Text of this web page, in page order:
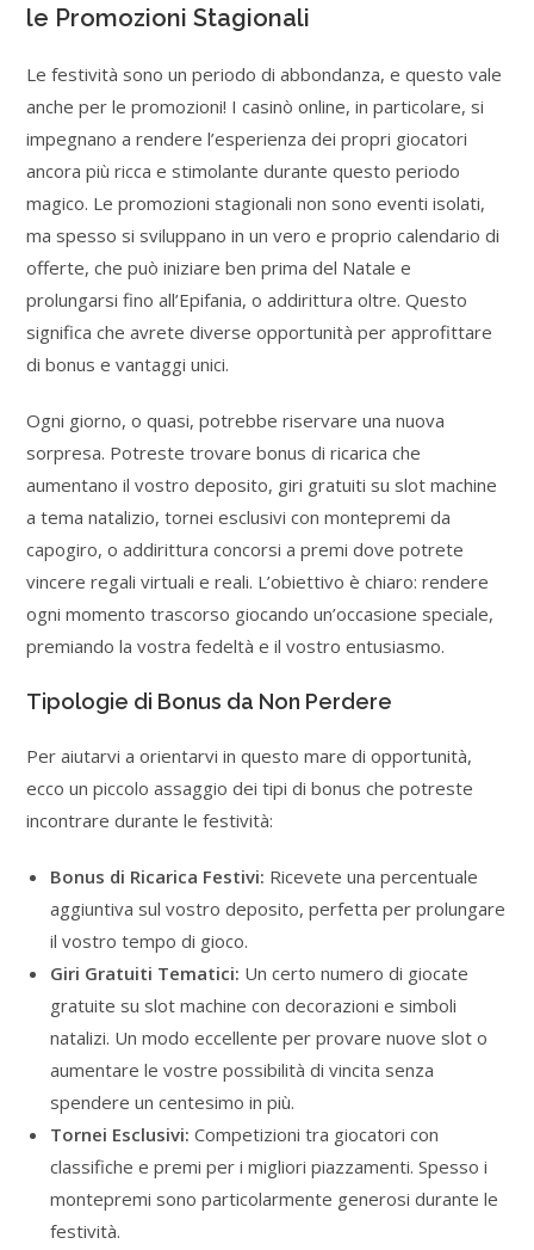
le Promozioni Stagionali
Le festività sono un periodo di abbondanza, e questo vale
anche per le promozioni! I casinò online, in particolare, si
impegnano a rendere l’esperienza dei propri giocatori
ancora più ricca e stimolante durante questo periodo
magico. Le promozioni stagionali non sono eventi isolati,
ma spesso si sviluppano in un vero e proprio calendario di
offerte, che può iniziare ben prima del Natale e
prolungarsi fino all’Epifania, o addirittura oltre. Questo
significa che avrete diverse opportunità per approfittare
di bonus e vantaggi unici.
Ogni giorno, o quasi, potrebbe riservare una nuova
sorpresa. Potreste trovare bonus di ricarica che
aumentano il vostro deposito, giri gratuiti su slot machine
a tema natalizio, tornei esclusivi con montepremi da
capogiro, o addirittura concorsi a premi dove potrete
vincere regali virtuali e reali. L’obiettivo è chiaro: rendere
ogni momento trascorso giocando un’occasione speciale,
premiando la vostra fedeltà e il vostro entusiasmo.
Tipologie di Bonus da Non Perdere
Per aiutarvi a orientarvi in questo mare di opportunità,
ecco un piccolo assaggio dei tipi di bonus che potreste
incontrare durante le festività:
Bonus di Ricarica Festivi: Ricevete una percentuale
aggiuntiva sul vostro deposito, perfetta per prolungare
il vostro tempo di gioco.
Giri Gratuiti Tematici: Un certo numero di giocate
gratuite su slot machine con decorazioni e simboli
natalizi. Un modo eccellente per provare nuove slot o
aumentare le vostre possibilità di vincita senza
spendere un centesimo in più.
Tornei Esclusivi: Competizioni tra giocatori con
classifiche e premi per i migliori piazzamenti. Spesso i
montepremi sono particolarmente generosi durante le
festività.